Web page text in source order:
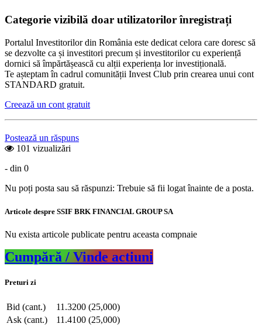
Categorie vizibilă doar utilizatorilor înregistrați
Portalul Investitorilor din România este dedicat celora care doresc să
se dezvolte ca și investitori precum și investitorilor cu experiență
dornici să împărtășească cu alții experiența lor investițională.
Te așteptam în cadrul comunității Invest Club prin crearea unui cont
STANDARD gratuit.
Creează un cont gratuit
Postează un răspuns
101 vizualizări
- din 0
Nu poți posta sau să răspunzi: Trebuie să fii logat înainte de a posta.
Articole despre SSIF BRK FINANCIAL GROUP SA
Nu exista articole publicate pentru aceasta compnaie
Cumpără / Vinde actiuni
Preturi zi
Bid (cant.)
11.3200 (25,000)
Ask (cant.)
11.4100 (25,000)